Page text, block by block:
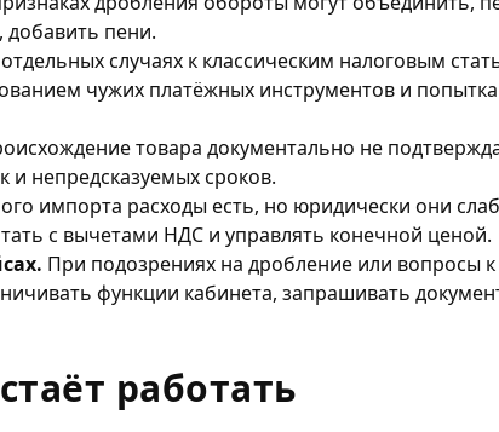
добавить пени.
случаях к классическим налоговым
чужих платёжных инструментов и
товара документально не
и непредсказуемых сроков.
импорта расходы есть, но юридически они
с вычетами НДС и управлять конечной ценой.
При подозрениях на дробление или вопросы к
функции кабинета, запрашивать
работать